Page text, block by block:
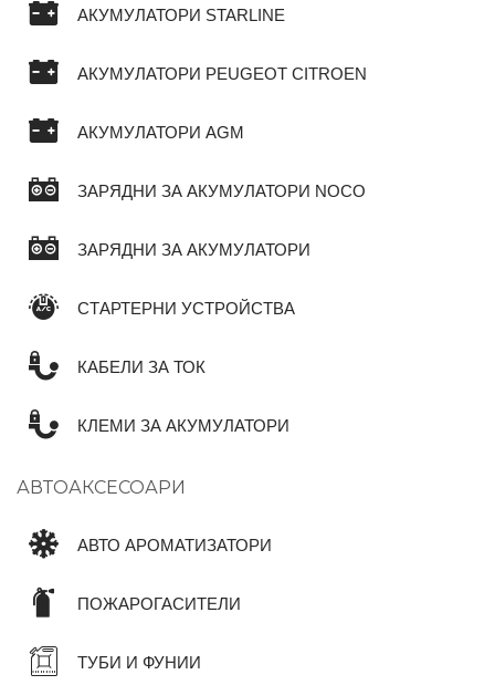
АКУМУЛАТОРИ STARLINE
АКУМУЛАТОРИ PEUGEOT CITROEN
АКУМУЛАТОРИ AGM
ЗАРЯДНИ ЗА АКУМУЛАТОРИ NOCO
ЗАРЯДНИ ЗА АКУМУЛАТОРИ
СТАРТЕРНИ УСТРОЙСТВА
КАБЕЛИ ЗА ТОК
КЛЕМИ ЗА АКУМУЛАТОРИ
АВТОАКСЕСОАРИ
АВТО АРОМАТИЗАТОРИ
ПОЖАРОГАСИТЕЛИ
ТУБИ И ФУНИИ